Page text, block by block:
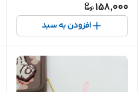
158,000
افزودن به سبد